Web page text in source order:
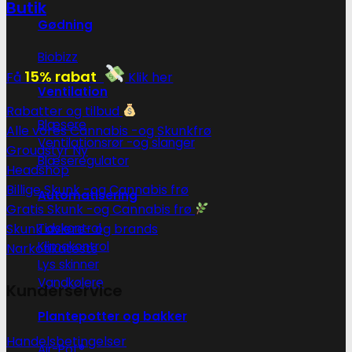
Gødning
Biobizz
Ventilation
Blæsere
Ventilationsrør -og slanger
Blæseregulator
Automatisering
Tidskontrol
Klimakontrol
Lys skinner
Vandkølere
Plantepotter og bakker
Butik
Få 15% rabat
Klik her
Rabatter og tilbud
Alle vores Cannabis -og Skunkfrø
Groudstyr
Headshop
Billige Skunk -og Cannabis frø
Gratis Skunk -og Cannabis frø
Skunk avlere- og brands
Narkotikatests
Kunderservice
Handelsbetingelser